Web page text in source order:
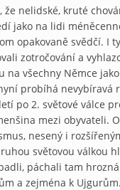
že nelidské, kruté
jako na lidi
opakovaně svědčí. I
zotročování a
na všechny Němce
probíhá nevybíravá
po 2. světové válce
mezi obyvateli.
nesený i
světovou válkou
páchali tam
a zejména k